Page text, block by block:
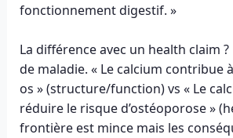
fonctionnement digestif. »
La différence avec un health claim
de maladie. « Le calcium contribue
os » (structure/function) vs « Le
réduire le risque d’ostéoporose »
frontière est mince mais les